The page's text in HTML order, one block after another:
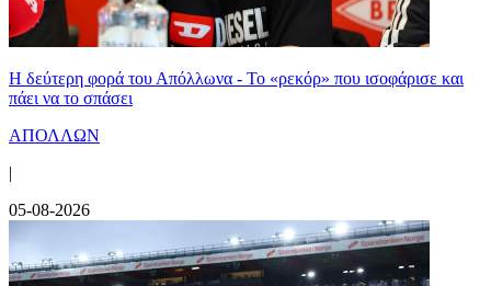
Η δεύτερη φορά του Απόλλωνα - Το «ρεκόρ» που ισοφάρισε και
πάει να το σπάσει
ΑΠΟΛΛΩΝ
|
05-08-2026